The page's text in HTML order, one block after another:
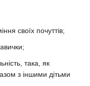
своїх почуттів;
така, як
з іншими дітьми